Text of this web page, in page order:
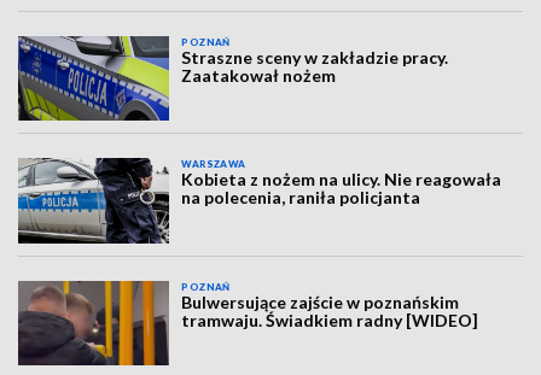
POZNAŃ
Straszne sceny w zakładzie pracy.
Zaatakował nożem
WARSZAWA
Kobieta z nożem na ulicy. Nie reagowała
na polecenia, raniła policjanta
POZNAŃ
Bulwersujące zajście w poznańskim
tramwaju. Świadkiem radny [WIDEO]